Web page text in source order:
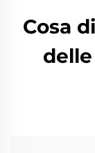
Cosa